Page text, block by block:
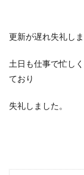
更新が遅れ失礼しま
土日も仕事で忙し
ており
失礼しました。